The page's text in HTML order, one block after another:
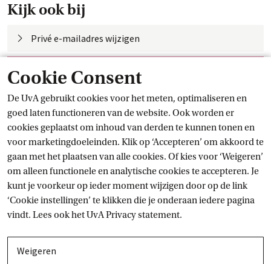
Cookie Consent
De UvA gebruikt cookies voor het meten, optimaliseren en
goed laten functioneren van de website. Ook worden er
cookies geplaatst om inhoud van derden te kunnen tonen en
voor marketingdoeleinden. Klik op ‘Accepteren’ om akkoord te
gaan met het plaatsen van alle cookies. Of kies voor ‘Weigeren’
om alleen functionele en analytische cookies te accepteren. Je
kunt je voorkeur op ieder moment wijzigen door op de link
‘Cookie instellingen’ te klikken die je onderaan iedere pagina
vindt. Lees ook hetUvA Privacy statement.
Weigeren
Kijk ook bij
Privé e-mailadres wijzigen
Contact
ServicedeskICT Services
De Servicedesk ICT Services helpt bij vragen en problemen op
het gebied van ICT.
Stel je vraag